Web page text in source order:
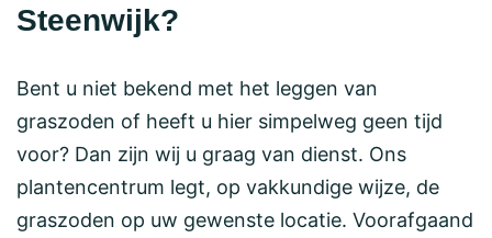
Steenwijk?
Bent u niet bekend met het leggen van
graszoden of heeft u hier simpelweg geen tijd
voor? Dan zijn wij u graag van dienst. Ons
plantencentrum legt, op vakkundige wijze, de
graszoden op uw gewenste locatie. Voorafgaand